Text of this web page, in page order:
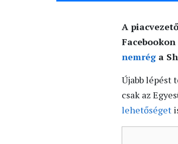
A
nemrég a
Újabb lépést
csak az
lehetőséget